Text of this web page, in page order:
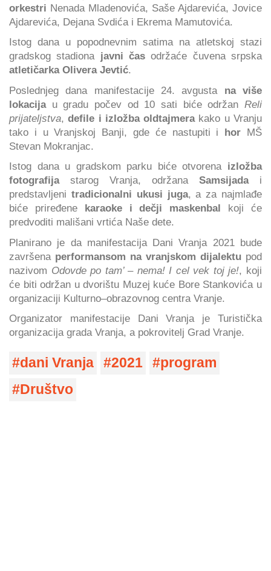
orkestri Nenada Mladenovića, Saše Ajdarevića, Jovice
Ajdarevića, Dejana Svdića i Ekrema Mamutovića.
Istog dana u popodnevnim satima na atletskoj stazi
gradskog stadiona javni čas održaće čuvena srpska
atletičarka Olivera Jevtić.
Poslednjeg dana manifestacije 24. avgusta na više
lokacijau gradu počev od 10 sati biće održan Reli
prijateljstva,defile i izložba oldtajmera kako u Vranju
tako i u Vranjskoj Banji, gde će nastupiti i hor MŠ
Stevan Mokranjac.
Istog dana u gradskom parku biće otvorena izložba
fotografijastarog Vranja, održana Samsijadai
predstavljeni tradicionalni ukusi juga, a za najmlađe
biće priređene
karaoke i dečji maskenbal
koji će
predvoditi mališani vrtića Naše dete.
Planirano je da manifestacija Dani Vranja 2021 bude
završena performansom na vranjskom dijalektu pod
nazivom Odovde po tam’ – nema! I cel vek toj je!, koji
će biti održan u dvorištu Muzej kuće Bore Stankovića u
organizaciji Kulturno–obrazovnog centra Vranje.
Organizator manifestacije Dani Vranja je Turistička
organizacija grada Vranja, a pokrovitelj Grad Vranje.
dani Vranja 2021
program
Društvo